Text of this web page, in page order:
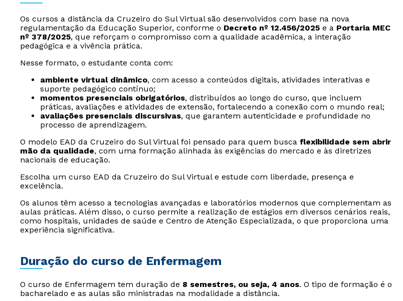
Os cursos a distância da Cruzeiro do Sul Virtual são desenvolvidos com base na nova
regulamentação da Educação Superior, conforme o Decreto nº 12.456/2025 e a Portaria MEC
nº 378/2025, que reforçam o compromisso com a qualidade acadêmica, a interação
pedagógica e a vivência prática.
Nesse formato, o estudante conta com:
ambiente virtual dinâmico, com acesso a conteúdos digitais, atividades interativas e
suporte pedagógico contínuo;
momentos presenciais obrigatórios, distribuídos ao longo do curso, que incluem
práticas, avaliações e atividades de extensão, fortalecendo a conexão com o mundo real;
avaliações presenciais discursivas, que garantem autenticidade e profundidade no
processo de aprendizagem.
O modelo EAD da Cruzeiro do Sul Virtual foi pensado para quem busca flexibilidade sem abrir
mão da qualidade, com uma formação alinhada às exigências do mercado e às diretrizes
nacionais de educação.
Escolha um curso EAD da Cruzeiro do Sul Virtual e estude com liberdade, presença e
excelência.
Os alunos têm acesso a tecnologias avançadas e laboratórios modernos que complementam as
aulas práticas. Além disso, o curso permite a realização de estágios em diversos cenários reais,
como hospitais, unidades de saúde e Centro de Atenção Especializada, o que proporciona uma
experiência significativa.
Duração do curso de Enfermagem
O curso de Enfermagem tem duração de 8 semestres, ou seja, 4 anos. O tipo de formação é o
bacharelado e as aulas são ministradas na modalidade a distância.